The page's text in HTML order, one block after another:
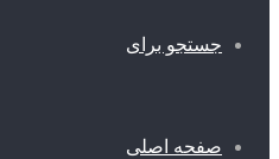
جستجو برای
صفحه اصلی